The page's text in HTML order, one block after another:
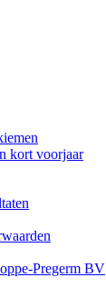
kort voorjaar
Pregerm BV